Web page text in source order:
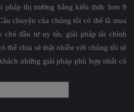
pháp thị trường bằng kiến thức hơn 9
chuyện của chúng tôi có thể là mua
chủ đầu tư uy tín, giải pháp tài chính
thể chia sẻ thật nhiều với chúng tôi sẽ
những giải pháp phù hợp nhất có